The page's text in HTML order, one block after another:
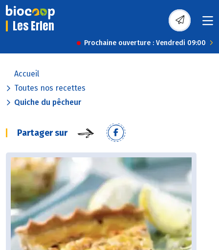
Les Erlen
Prochaine ouverture : Vendredi 09:00
Accueil
Toutes nos recettes
Quiche du pêcheur
Partager sur